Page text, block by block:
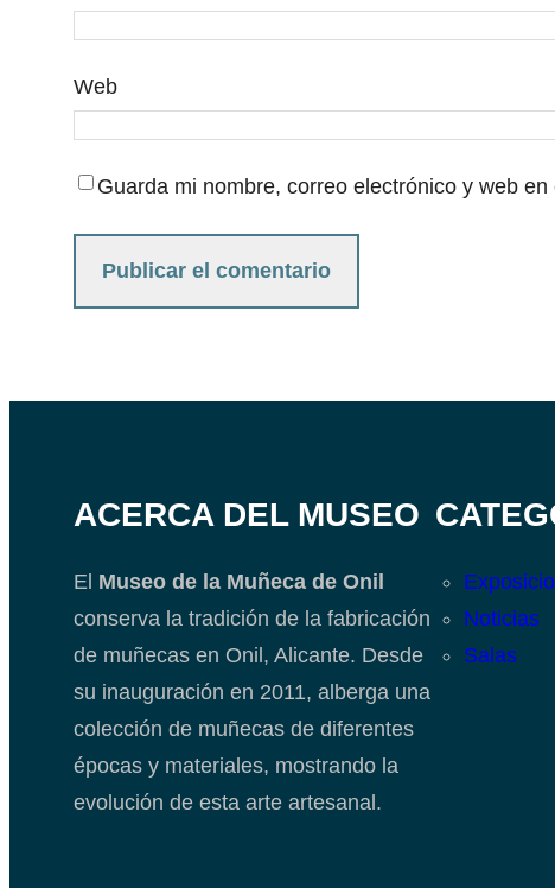
Web
Guarda mi nombre, correo electrónico y web
ACERCA DEL MUSEO
El Museo de la Muñeca de Onil
conserva la tradición de la fabricación
de muñecas en Onil, Alicante. Desde
su inauguración en 2011, alberga una
colección de muñecas de diferentes
épocas y materiales, mostrando la
evolución de esta arte artesanal.
Noticias
Salas